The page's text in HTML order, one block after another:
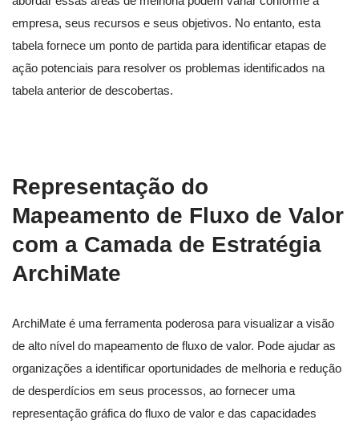
empresa, seus recursos e seus objetivos. No entanto, esta
tabela fornece um ponto de partida para identificar etapas de
ação potenciais para resolver os problemas identificados na
tabela anterior de descobertas.
Representação do
Mapeamento de Fluxo de Valor
com a Camada de Estratégia
ArchiMate
ArchiMate é uma ferramenta poderosa para visualizar a visão
de alto nível do mapeamento de fluxo de valor. Pode ajudar as
organizações a identificar oportunidades de melhoria e redução
de desperdícios em seus processos, ao fornecer uma
representação gráfica do fluxo de valor e das capacidades